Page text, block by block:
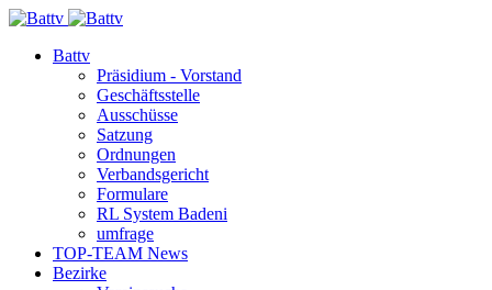
Battv
Präsidium - Vorstand
Geschäftsstelle
Ausschüsse
Satzung
Ordnungen
Verbandsgericht
Formulare
RL System Badeni
umfrage
TOP-TEAM News
Bezirke